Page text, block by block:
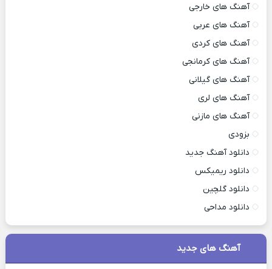
آهنگ های خارجی
آهنگ های عربی
آهنگ های کردی
آهنگ های کرمانجی
آهنگ های گیلانی
آهنگ های لری
آهنگ های مازنی
بزودی
دانلود آهنگ جدید
دانلود ریمیکس
دانلود گلچین
دانلود مداحی
آهنگ های جدید